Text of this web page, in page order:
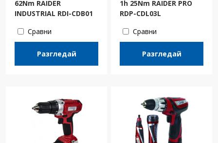
62Nm RAIDER
INDUSTRIAL RDI-CDB01
Сравни
Разгледай
1h 25Nm RAIDER PRO
RDP-CDL03L
Сравни
Разгледай